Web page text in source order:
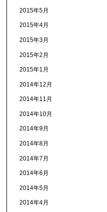
2015年5月
2015年4月
2015年3月
2015年2月
2015年1月
2014年12月
2014年11月
2014年10月
2014年9月
2014年8月
2014年7月
2014年6月
2014年5月
2014年4月